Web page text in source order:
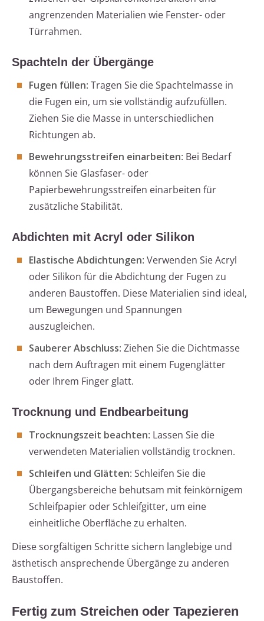
angrenzenden Materialien wie Fenster- oder
Türrahmen.
Spachteln der Übergänge
Fugen füllen: Tragen Sie die Spachtelmasse in
die Fugen ein, um sie vollständig aufzufüllen.
Ziehen Sie die Masse in unterschiedlichen
Richtungen ab.
Bewehrungsstreifen einarbeiten: Bei Bedarf
können Sie Glasfaser- oder
Papierbewehrungsstreifen einarbeiten für
zusätzliche Stabilität.
Abdichten mit Acryl oder Silikon
Elastische Abdichtungen: Verwenden Sie Acryl
oder Silikon für die Abdichtung der Fugen zu
anderen Baustoffen. Diese Materialien sind ideal,
um Bewegungen und Spannungen
auszugleichen.
Sauberer Abschluss: Ziehen Sie die Dichtmasse
nach dem Auftragen mit einem Fugenglätter
oder Ihrem Finger glatt.
Trocknung und Endbearbeitung
Trocknungszeit beachten: Lassen Sie die
verwendeten Materialien vollständig trocknen.
Schleifen und Glätten: Schleifen Sie die
Übergangsbereiche behutsam mit feinkörnigem
Schleifpapier oder Schleifgitter, um eine
einheitliche Oberfläche zu erhalten.
Diese sorgfältigen Schritte sichern langlebige und
ästhetisch ansprechende Übergänge zu anderen
Baustoffen.
Fertig zum Streichen oder Tapezieren